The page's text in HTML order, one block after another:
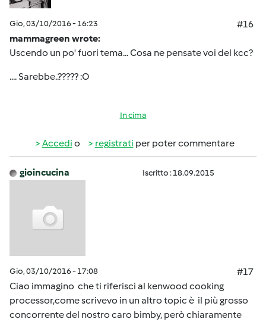
Gio, 03/10/2016 - 16:23
#16
mammagreen wrote:
Uscendo un po' fuori tema... Cosa ne pensate voi del kcc?
.... Sarebbe..????? :O
In cima
Accedi o registrati per poter commentare
gioincucina Iscritto : 18.09.2015
Gio, 03/10/2016 - 17:08
#17
Ciao immagino che ti riferisci al kenwood cooking
processor,come scrivevo in un altro topic è il più grosso
concorrente del nostro caro bimby, però chiaramente